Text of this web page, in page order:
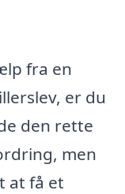
fra en
er du
den rette
men
at få et